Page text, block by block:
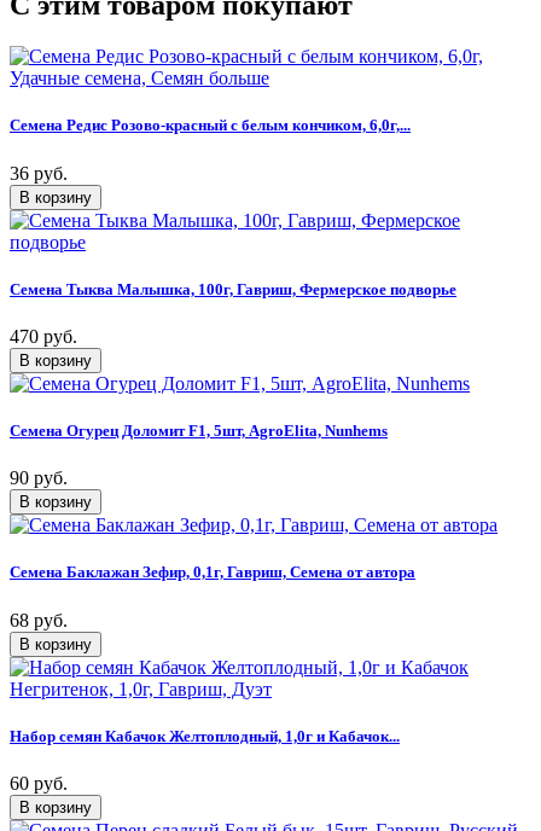
Семена Редис Розово-красный с белым кончиком, 6,0г,...
36 руб.
Семена Тыква Малышка, 100г, Гавриш, Фермерское подворье
470 руб.
Семена Огурец Доломит F1, 5шт, AgroElita, Nunhems
90 руб.
Семена Баклажан Зефир, 0,1г, Гавриш, Семена от автора
68 руб.
Набор семян Кабачок Желтоплодный, 1,0г и Кабачок...
60 руб.